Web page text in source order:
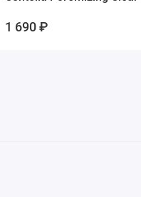
1 690 ₽